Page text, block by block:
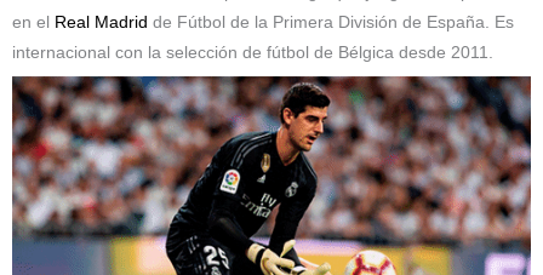
en el
Real Madrid de Fútbol de la Primera División de España.​ Es
internacional con la selección de fútbol de Bélgica desde 2011.